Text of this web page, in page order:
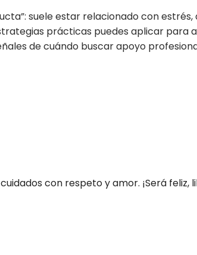
suele estar relacionado con
prácticas puedes aplicar para
de cuándo buscar apoyo
con respeto y amor. ¡Será